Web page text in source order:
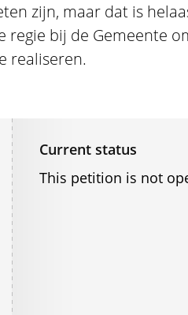
zijn, maar dat is
bij de Gemeente
realiseren.
Current status
This petition is not